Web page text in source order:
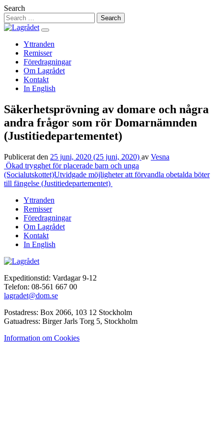
Hoppa
till
innehåll
Search
Yttranden
Remisser
Föredragningar
Om Lagrådet
Kontakt
In English
Säkerhetsprövning av domare och några
andra frågor som rör Domarnämnden
(Justitiedepartementet)
Publicerat den 25 juni, 2020 (25 juni, 2020) av Vesna
Inläggsnavigering
Ökad trygghet för placerade barn och unga
(Socialutskottet)Utvidgade möjligheter att förvandla obetalda böter
till fängelse (Justitiedepartementet)
Yttranden
Remisser
Föredragningar
Om Lagrådet
Kontakt
In English
Expeditionstid: Vardagar 9-12
Telefon: 08-561 667 00
lagradet@dom.se
Postadress: Box 2066, 103 12 Stockholm
Gatuadress: Birger Jarls Torg 5, Stockholm
Information om Cookies